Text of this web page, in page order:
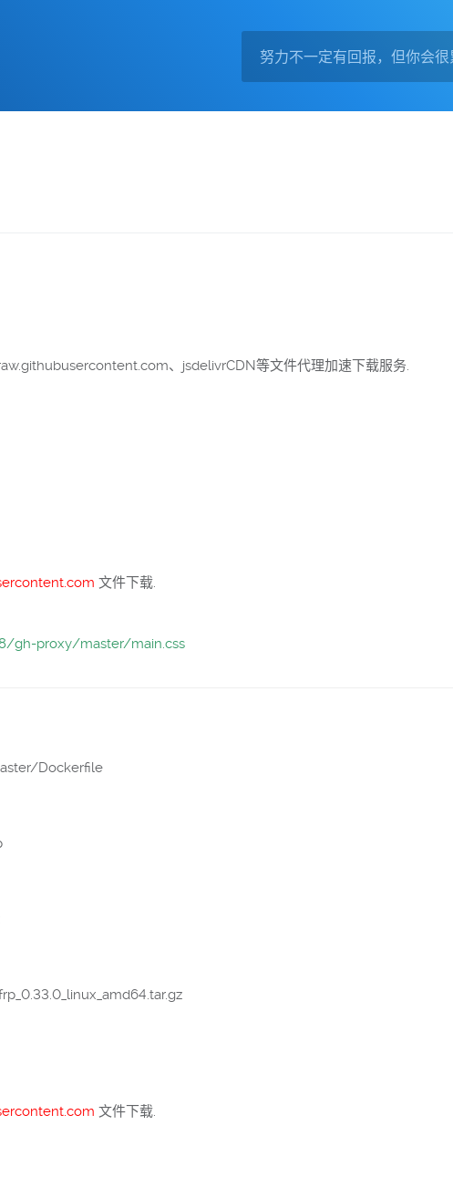
、jsdelivrCDN等文件代理加速下载服务.
文件下载.
gh-proxy/master/main.css
Dockerfile
文件下载.